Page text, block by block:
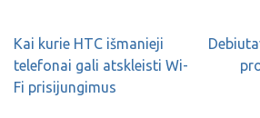
Kai kurie HTC išmanieji
telefonai gali atskleisti Wi-
Fi prisijungimus